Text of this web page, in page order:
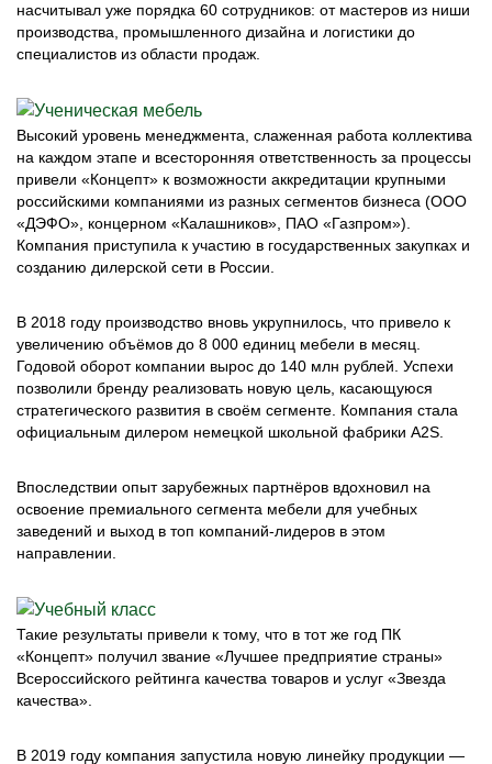
насчитывал уже порядка 60 сотрудников: от мастеров из ниши
производства, промышленного дизайна и логистики до
специалистов из области продаж.
Высокий уровень менеджмента, слаженная работа коллектива
на каждом этапе и всесторонняя ответственность за процессы
привели «Концепт» к возможности аккредитации крупными
российскими компаниями из разных сегментов бизнеса (ООО
«ДЭФО», концерном «Калашников», ПАО «Газпром»).
Компания приступила к участию в государственных закупках и
созданию дилерской сети в России.
В 2018 году производство вновь укрупнилось, что привело к
увеличению объёмов до 8 000 единиц мебели в месяц.
Годовой оборот компании вырос до 140 млн рублей. Успехи
позволили бренду реализовать новую цель, касающуюся
стратегического развития в своём сегменте. Компания стала
официальным дилером немецкой школьной фабрики А2S.
Впоследствии опыт зарубежных партнёров вдохновил на
освоение премиального сегмента мебели для учебных
заведений и выход в топ компаний-лидеров в этом
направлении.
Такие результаты привели к тому, что в тот же год ПК
«Концепт» получил звание «Лучшее предприятие страны»
Всероссийского рейтинга качества товаров и услуг «Звезда
качества».
В 2019 году компания запустила новую линейку продукции —